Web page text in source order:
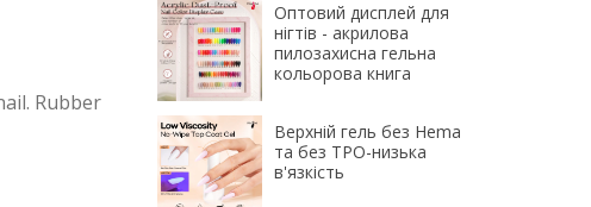
Rubber
Оптовий дисплей для
нігтів - акрилова
пилозахисна гельна
кольорова книга
Верхній гель без Hema
та без TPO-низька
в'язкість